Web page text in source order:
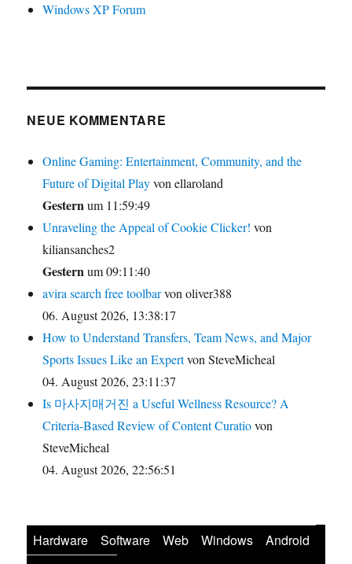
Windows XP Forum
NEUE KOMMENTARE
Online Gaming: Entertainment, Community, and the
Future of Digital Playvon ellaroland
Gesternum 11:59:49
Unraveling the Appeal of Cookie Clicker! von
kiliansanches2
Gesternum 09:11:40
avira search free toolbarvon oliver388
06. August 2026, 13:38:17
How to Understand Transfers, Team News, and Major
Sports Issues Like an Expertvon SteveMicheal
04. August 2026, 23:11:37
Is 마사지매거진 a Useful Wellness Resource? A
Criteria-Based Review of Content Curatiovon
SteveMicheal
04. August 2026, 22:56:51
Hardware Software Web Windows
Android